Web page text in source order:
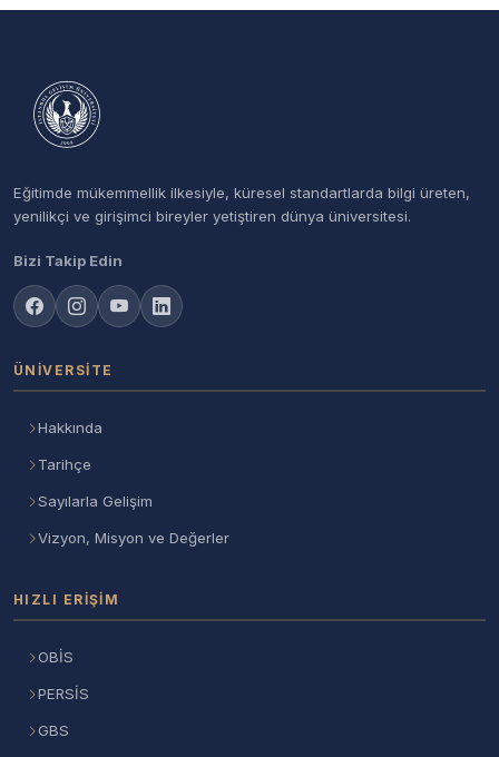
Eğitimde mükemmellik ilkesiyle, küresel standartlarda bilgi üreten,
yenilikçi ve girişimci bireyler yetiştiren dünya üniversitesi.
Bizi Takip Edin
ÜNIVERSITE
Hakkında
Tarihçe
Sayılarla Gelişim
Vizyon, Misyon ve Değerler
HIZLI ERIŞIM
OBİS
PERSİS
GBS